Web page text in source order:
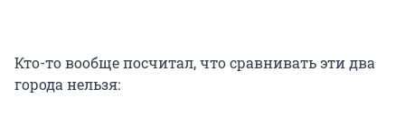
Кто-то вообще посчитал, что сравнивать эти два
города нельзя: